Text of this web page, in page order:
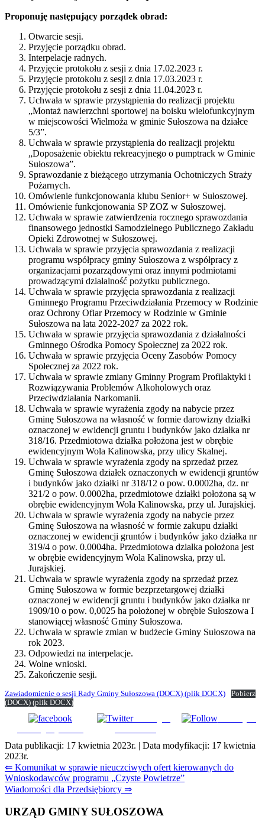
Proponuję następujący porządek obrad:
Otwarcie sesji.
Przyjęcie porządku obrad.
Interpelacje radnych.
Przyjęcie protokołu z sesji z dnia 17.02.2023 r.
Przyjęcie protokołu z sesji z dnia 17.03.2023 r.
Przyjęcie protokołu z sesji z dnia 11.04.2023 r.
Uchwała w sprawie przystąpienia do realizacji projektu
„Montaż nawierzchni sportowej na boisku wielofunkcyjnym
w miejscowości Wielmoża w gminie Sułoszowa na działce
5/3”.
Uchwała w sprawie przystąpienia do realizacji projektu
„Doposażenie obiektu rekreacyjnego o pumptrack w Gminie
Sułoszowa”.
Sprawozdanie z bieżącego utrzymania Ochotniczych Straży
Pożarnych.
Omówienie funkcjonowania klubu Senior+ w Sułoszowej.
Omówienie funkcjonowania SP ZOZ w Sułoszowej.
Uchwała w sprawie zatwierdzenia rocznego sprawozdania
finansowego jednostki Samodzielnego Publicznego Zakładu
Opieki Zdrowotnej w Sułoszowej.
Uchwała w sprawie przyjęcia sprawozdania z realizacji
programu współpracy gminy Sułoszowa z współpracy z
organizacjami pozarządowymi oraz innymi podmiotami
prowadzącymi działalność pożytku publicznego.
Uchwała w sprawie przyjęcia sprawozdania z realizacji
Gminnego Programu Przeciwdziałania Przemocy w Rodzinie
oraz Ochrony Ofiar Przemocy w Rodzinie w Gminie
Sułoszowa na lata 2022-2027 za 2022 rok.
Uchwała w sprawie przyjęcia sprawozdania z działalności
Gminnego Ośrodka Pomocy Społecznej za 2022 rok.
Uchwała w sprawie przyjęcia Oceny Zasobów Pomocy
Społecznej za 2022 rok.
Uchwała w sprawie zmiany Gminny Program Profilaktyki i
Rozwiązywania Problemów Alkoholowych oraz
Przeciwdziałania Narkomanii.
Uchwała w sprawie wyrażenia zgody na nabycie przez
Gminę Sułoszowa na własność w formie darowizny działki
oznaczonej w ewidencji gruntu i budynków jako działka nr
318/16. Przedmiotowa działka położona jest w obrębie
ewidencyjnym Wola Kalinowska, przy ulicy Skalnej.
Uchwała w sprawie wyrażenia zgody na sprzedaż przez
Gminę Sułoszowa działek oznaczonych w ewidencji gruntów
i budynków jako działki nr 318/12 o pow. 0.0002ha, dz. nr
321/2 o pow. 0.0002ha, przedmiotowe działki położona są w
obrębie ewidencyjnym Wola Kalinowska, przy ul. Jurajskiej.
Uchwała w sprawie wyrażenia zgody na nabycie przez
Gminę Sułoszowa na własność w formie zakupu działki
oznaczonej w ewidencji gruntów i budynków jako działka nr
319/4 o pow. 0.0004ha. Przedmiotowa działka położona jest
w obrębie ewidencyjnym Wola Kalinowska, przy ul.
Jurajskiej.
Uchwała w sprawie wyrażenia zgody na sprzedaż przez
Gminę Sułoszowa w formie bezprzetargowej działki
oznaczonej w ewidencji gruntu i budynków jako działka nr
1909/10 o pow. 0,0025 ha położonej w obrębie Sułoszowa I
stanowiącej własność Gminy Sułoszowa.
Uchwała w sprawie zmian w budżecie Gminy Sułoszowa na
rok 2023.
Odpowiedzi na interpelacje.
Wolne wnioski.
Zakończenie sesji.
Zawiadomienie o sesji Rady Gminy Sułoszowa (DOCX) (plik DOCX)
Pobierz
(DOCX) (plik DOCX)
Udostępnij
Subskrybuj
Data publikacji: 17 kwietnia 2023r. | Data modyfikacji: 17 kwietnia
2023r.
Nawigacja
wpisu
⇐ Komunikat w sprawie nieuczciwych ofert kierowanych do
Wnioskodawców programu „Czyste Powietrze”
Wiadomości dla Przedsiębiorcy ⇒
URZĄD GMINY SUŁOSZOWA